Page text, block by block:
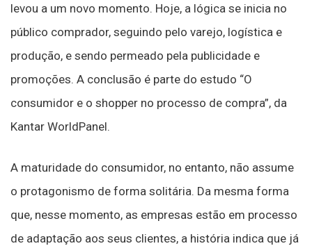
levou a um novo momento. Hoje, a lógica se inicia no
público comprador, seguindo pelo varejo, logística e
produção, e sendo permeado pela publicidade e
promoções. A conclusão é parte do estudo “O
consumidor e o shopper no processo de compra”, da
Kantar WorldPanel.
A maturidade do consumidor, no entanto, não assume
o protagonismo de forma solitária. Da mesma forma
que, nesse momento, as empresas estão em processo
de adaptação aos seus clientes, a história indica que já